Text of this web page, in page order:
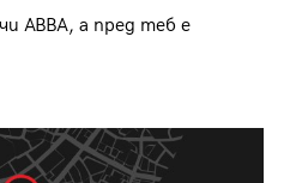
ABBA, а пред теб е